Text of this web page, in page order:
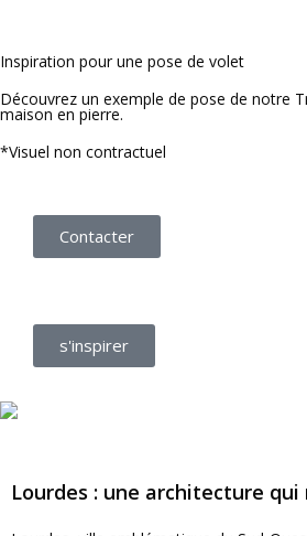
Inspiration pour une pose de volet
Découvrez un exemple de pose de notre
maison en pierre.
*Visuel non contractuel
Contacter
s'inspirer
Lourdes : une architecture